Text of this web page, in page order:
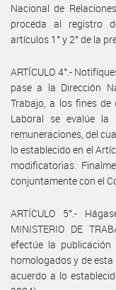
Nacional de
proceda al registro
artículos 1° y 2° de la
ARTÍCULO 4°.-
pase a la Dirección
Trabajo, a los fines
Laboral se evalúe la
remuneraciones, del
lo establecido en el
modificatorias.
conjuntamente con el
ARTÍCULO 5°.-
MINISTERIO DE
efectúe la
homologados y de
acuerdo a lo